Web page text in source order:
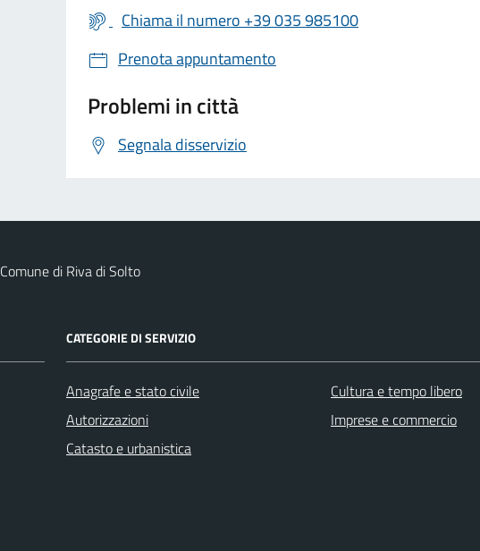
Chiama il numero +39 035 985100
Prenota appuntamento
Problemi in città
Segnala disservizio
Comune di Riva di Solto
CATEGORIE DI SERVIZIO
Anagrafe e stato civile
Autorizzazioni
Catasto e urbanistica
Cultura e tempo libero
Imprese e commercio